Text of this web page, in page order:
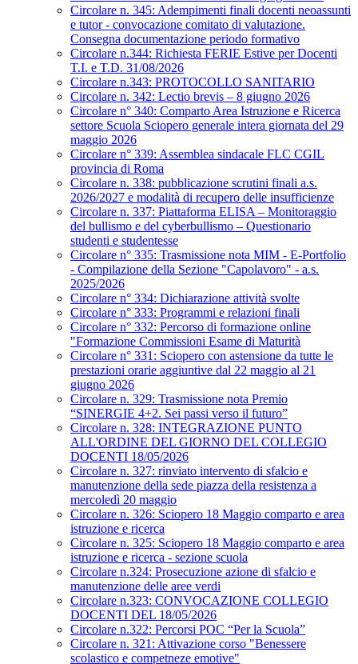
Circolare n. 345: Adempimenti finali docenti neoassunti
e tutor - convocazione comitato di valutazione.
Consegna documentazione periodo formativo
Circolare n.344: Richiesta FERIE Estive per Docenti
T.I. e T.D. 31/08/2026
Circolare n.343: PROTOCOLLO SANITARIO
Circolare n. 342: Lectio brevis – 8 giugno 2026
Circolare n° 340: Comparto Area Istruzione e Ricerca
settore Scuola Sciopero generale intera giornata del 29
maggio 2026
Circolare n° 339: Assemblea sindacale FLC CGIL
provincia di Roma
Circolare n. 338: pubblicazione scrutini finali a.s.
2026/2027 e modalità di recupero delle insufficienze
Circolare n. 337: Piattaforma ELISA – Monitoraggio
del bullismo e del cyberbullismo – Questionario
studenti e studentesse
Circolare n° 335: Trasmissione nota MIM - E-Portfolio
- Compilazione della Sezione "Capolavoro" - a.s.
2025/2026
Circolare n° 334: Dichiarazione attività svolte
Circolare n° 333: Programmi e relazioni finali
Circolare n° 332: Percorso di formazione online
"Formazione Commissioni Esame di Maturità
Circolare n° 331: Sciopero con astensione da tutte le
prestazioni orarie aggiuntive dal 22 maggio al 21
giugno 2026
Circolare n. 329: Trasmissione nota Premio
“SINERGIE 4+2. Sei passi verso il futuro”
Circolare n. 328: INTEGRAZIONE PUNTO
ALL'ORDINE DEL GIORNO DEL COLLEGIO
DOCENTI 18/05/2026
Circolare n. 327: rinviato intervento di sfalcio e
manutenzione della sede piazza della resistenza a
mercoledì 20 maggio
Circolare n. 326: Sciopero 18 Maggio comparto e area
istruzione e ricerca
Circolare n. 325: Sciopero 18 Maggio comparto e area
istruzione e ricerca - sezione scuola
Circolare n.324: Prosecuzione azione di sfalcio e
manutenzione delle aree verdi
Circolare n.323: CONVOCAZIONE COLLEGIO
DOCENTI DEL 18/05/2026
Circolare n.322: Percorsi POC “Per la Scuola”
Circolare n. 321: Attivazione corso "Benessere
scolastico e competneze emotive"